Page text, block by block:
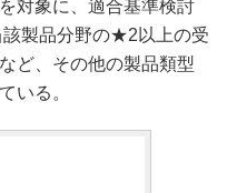
対象に、適合基準検討
該製品分野の★2以上の受
ど、その他の製品類型
いる。